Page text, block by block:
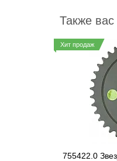
Также вас
Хит продаж
755422.0